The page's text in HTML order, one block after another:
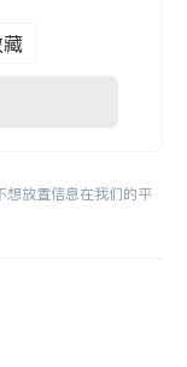
想放置信息在我们的平